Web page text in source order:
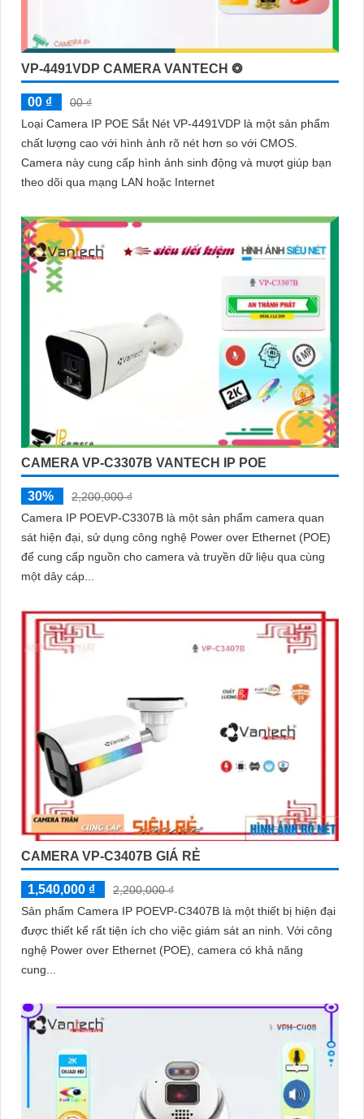
VP-4491VDP CAMERA VANTECH ❂
00 ₫
00 ₫
Loại Camera IP POE Sắt Nét VP-4491VDP là một sản phẩm
chất lượng cao với hình ảnh rõ nét hơn so với CMOS.
Camera này cung cấp hình ảnh sinh động và mượt giúp bạn
theo dõi qua mạng LAN hoặc Internet
CAMERA VP-C3307B VANTECH IP POE
30%
2,200,000 ₫
Camera IP POEVP-C3307B là một sản phẩm camera quan
sát hiện đại, sử dụng công nghệ Power over Ethernet (POE)
để cung cấp nguồn cho camera và truyền dữ liệu qua cùng
một dây cáp...
CAMERA VP-C3407B GIÁ RẺ
1,540,000 ₫
2,200,000 ₫
Sản phẩm Camera IP POEVP-C3407B là một thiết bị hiện đại
được thiết kế rất tiện ích cho việc giám sát an ninh. Với công
nghệ Power over Ethernet (POE), camera có khả năng
cung...